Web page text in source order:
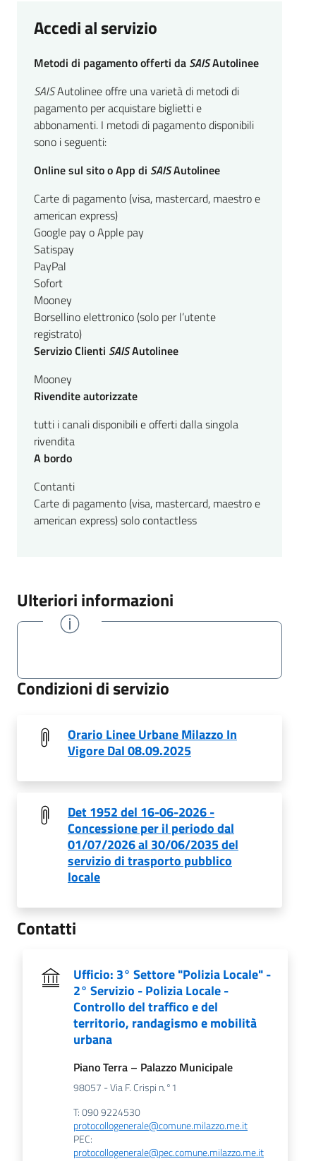
Accedi al servizio
Metodi di pagamento offerti da SAISAutolinee
SAISAutolinee offre una varietà di metodi di
pagamento per acquistare biglietti e
abbonamenti. I metodi di pagamento disponibili
sono i seguenti:
Online sul sito o App di SAISAutolinee
Carte di pagamento (visa, mastercard, maestro e
american express)
Google pay o Apple pay
Satispay
PayPal
Sofort
Mooney
Borsellino elettronico (solo per l’utente
registrato)
Servizio Clienti SAISAutolinee
Mooney
Rivendite autorizzate
tutti i canali disponibili e offerti dalla singola
rivendita
A bordo
Contanti
Carte di pagamento (visa, mastercard, maestro e
american express) solo contactless
Ulteriori informazioni
Condizioni di servizio
Orario Linee Urbane Milazzo In
Vigore Dal 08.09.2025
Det 1952 del 16-06-2026 -
Concessione per il periodo dal
01/07/2026 al 30/06/2035 del
servizio di trasporto pubblico
locale
Contatti
Ufficio: 3° Settore "Polizia Locale" -
2° Servizio - Polizia Locale -
Controllo del traffico e del
territorio, randagismo e mobilità
urbana
Piano Terra – Palazzo Municipale
98057 - Via F. Crispi n.°1
T: 090 9224530
protocollogenerale@comune.milazzo.me.it
PEC:
protocollogenerale@pec.comune.milazzo.me.it